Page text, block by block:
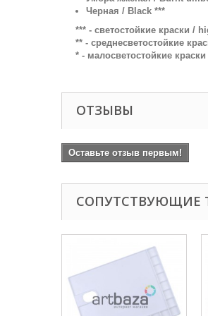
Черная / Black ***
*** - светостойкие краски /
** - среднесветостойкие
* - малосветостойкие
ОТЗЫВЫ
Оставьте отзыв первым!
СОПУТСТВУЮЩИЕ